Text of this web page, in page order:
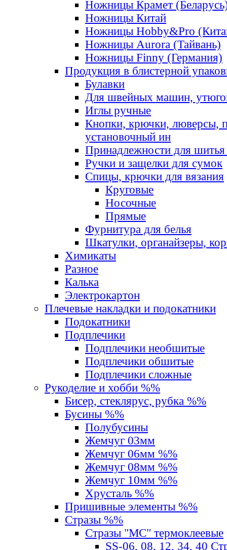
Ножницы Крамет
Ножницы Китай
Ножницы Hobby&Pro
Ножницы Aurora (Тайвань)
Ножницы Finny (Германия)
Продукция в блистерной
Булавки
Для швейных машин,
Иглы ручные
Кнопки, крючки, люверсы,
установочный ин
Принадлежности для шитья
Ручки и защелки для сумок
Спицы, крючки для вязания
Круговые
Носочные
Прямые
Фурнитура для белья
Шкатулки, органайзеры,
Химикаты
Разное
Калька
Электрокартон
Плечевые накладки и подокатники
Подокатники
Подплечики
Подплечики необшитые
Подплечики обшитые
Подплечики сложные
Рукоделие и хобби %%
Бисер, стеклярус, рубка %%
Бусины %%
Полубусины
Жемчуг 03мм
Жемчуг 06мм %%
Жемчуг 08мм %%
Жемчуг 10мм %%
Хрусталь %%
Пришивные элементы %%
Стразы %%
Стразы "MС" термоклеевые
SS-06, 08, 12, 34, 40